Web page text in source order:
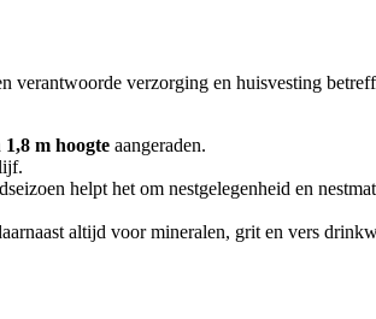
verantwoorde verzorging en huisvesting
1,8 m hoogte aangeraden.
helpt het om nestgelegenheid en
altijd voor mineralen, grit en vers